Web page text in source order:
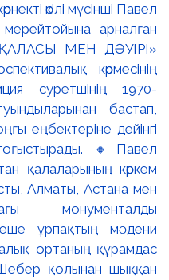
өкілі мүсінші Павел
арналған
МЕН ДӘУІРІ»
көрмесінің
суретшінің 1970-
бастап,
еңбектеріне дейінгі
🔸Павел
қалаларының көркем
Алматы, Астана мен
монументалды
ұрпақтың мәдени
ортаның құрамдас
Шебер қолынан шыққан